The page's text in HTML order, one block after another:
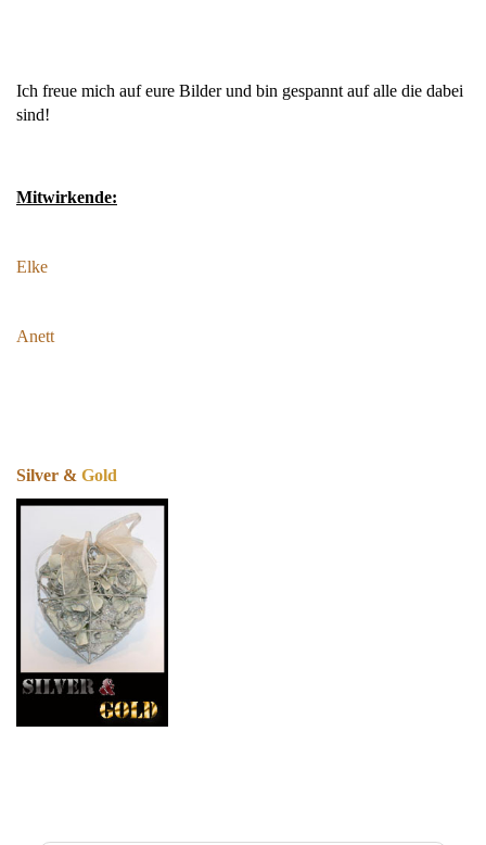
Ich freue mich auf eure Bilder und bin gespannt auf alle die dabei
sind!
Mitwirkende:
Elke
Anett
Silver & Gold